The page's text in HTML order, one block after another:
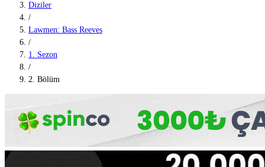
Diziler
/
Lawmen: Bass Reeves
/
1. Sezon
/
2. Bölüm